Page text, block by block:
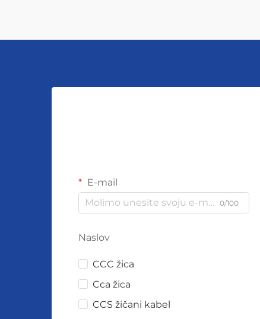
E-mail
0/100
Naslov
CCC žica
Cca žica
CCS žičani kabel